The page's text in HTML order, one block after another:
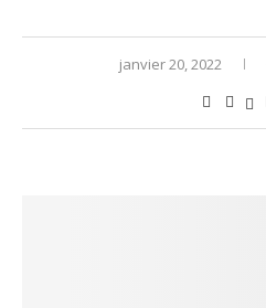
janvier 20, 2022